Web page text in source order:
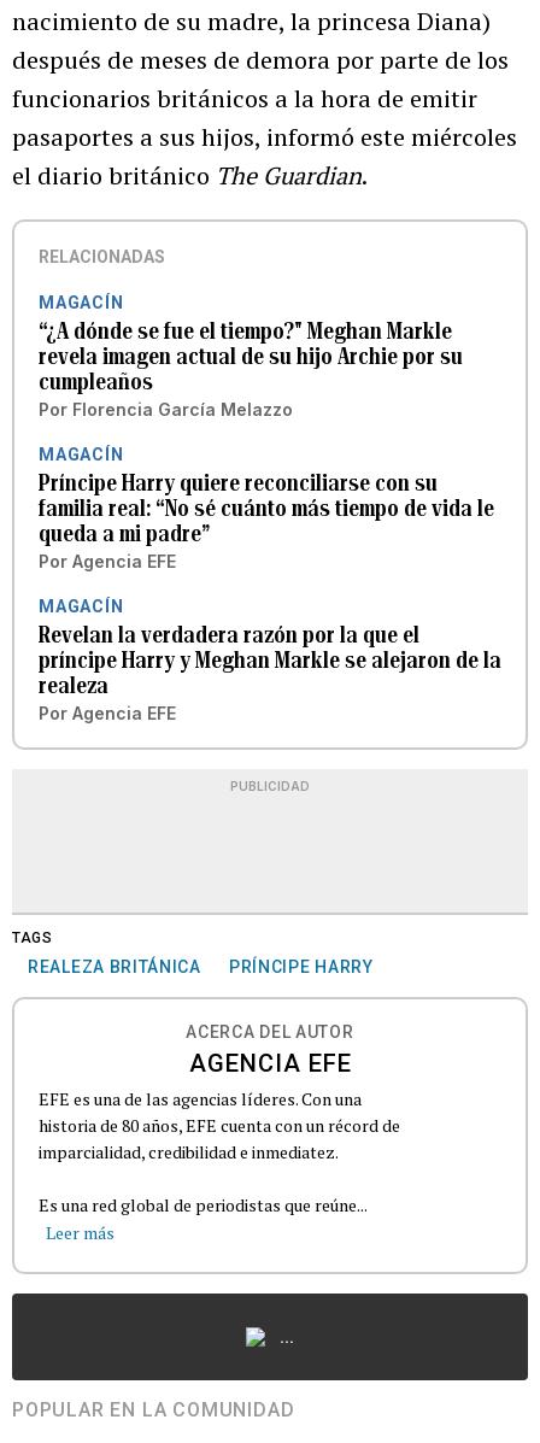
nacimiento de su madre, la princesa Diana)
después de meses de demora por parte de los
funcionarios británicos a la hora de emitir
pasaportes a sus hijos, informó este miércoles
el diario británico The Guardian.
RELACIONADAS
MAGACÍN
“¿A dónde se fue el tiempo?" Meghan Markle
revela imagen actual de su hijo Archie por su
cumpleaños
Por Florencia García Melazzo
MAGACÍN
Príncipe Harry quiere reconciliarse con su
familia real: “No sé cuánto más tiempo de vida le
queda a mi padre”
Por Agencia EFE
MAGACÍN
Revelan la verdadera razón por la que el
príncipe Harry y Meghan Markle se alejaron de la
realeza
Por Agencia EFE
PUBLICIDAD
TAGS
REALEZA BRITÁNICA PRÍNCIPE HARRY
ACERCA DEL AUTOR
AGENCIA EFE
EFE es una de las agencias líderes. Con una
historia de 80 años, EFE cuenta con un récord de
imparcialidad, credibilidad e inmediatez.
Es una red global de periodistas que reúne...
Leer más
...
POPULAR EN LA COMUNIDAD